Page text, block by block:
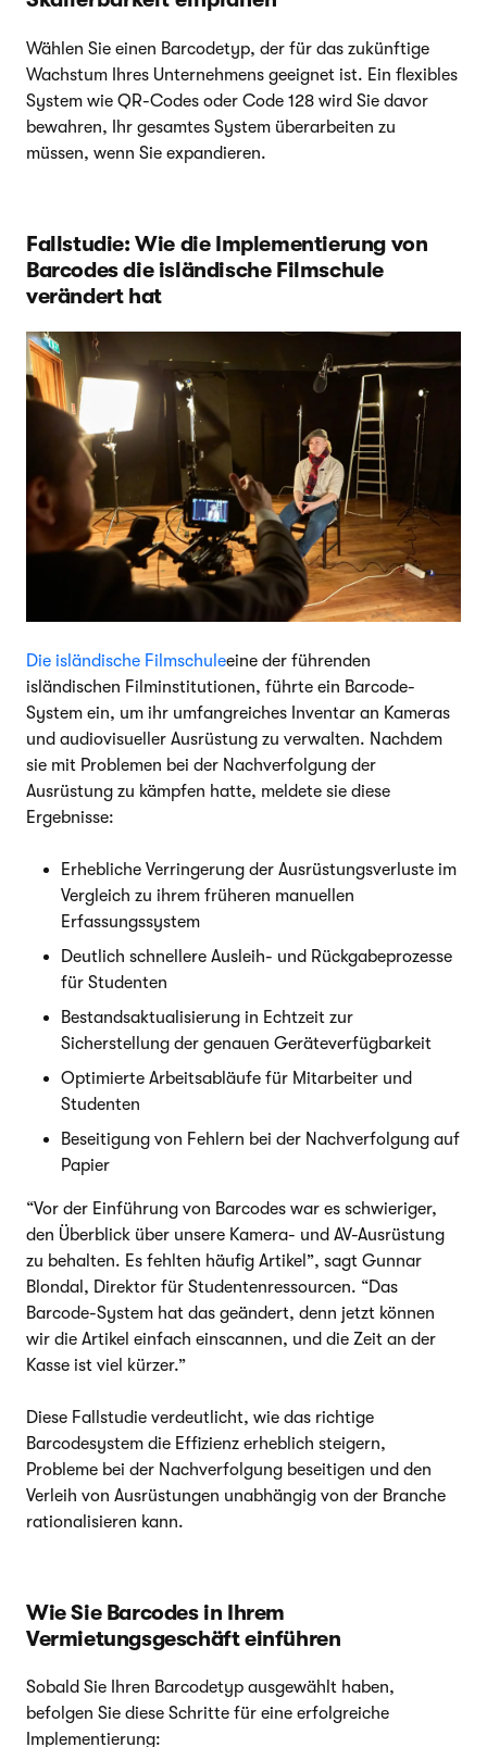
Wählen Sie einen Barcodetyp, der für das zukünftige
Wachstum Ihres Unternehmens geeignet ist. Ein flexibles
System wie QR-Codes oder Code 128 wird Sie davor
bewahren, Ihr gesamtes System überarbeiten zu
müssen, wenn Sie expandieren.
Fallstudie: Wie die Implementierung von
Barcodes die isländische Filmschule
verändert hat
Die isländische Filmschuleeine der führenden
isländischen Filminstitutionen, führte ein Barcode-
System ein, um ihr umfangreiches Inventar an Kameras
und audiovisueller Ausrüstung zu verwalten. Nachdem
sie mit Problemen bei der Nachverfolgung der
Ausrüstung zu kämpfen hatte, meldete sie diese
Ergebnisse:
Erhebliche Verringerung der Ausrüstungsverluste im
Vergleich zu ihrem früheren manuellen
Erfassungssystem
Deutlich schnellere Ausleih- und Rückgabeprozesse
für Studenten
Bestandsaktualisierung in Echtzeit zur
Sicherstellung der genauen Geräteverfügbarkeit
Optimierte Arbeitsabläufe für Mitarbeiter und
Studenten
Beseitigung von Fehlern bei der Nachverfolgung auf
Papier
“Vor der Einführung von Barcodes war es schwieriger,
den Überblick über unsere Kamera- und AV-Ausrüstung
zu behalten. Es fehlten häufig Artikel”, sagt Gunnar
Blondal, Direktor für Studentenressourcen. “Das
Barcode-System hat das geändert, denn jetzt können
wir die Artikel einfach einscannen, und die Zeit an der
Kasse ist viel kürzer.”
Diese Fallstudie verdeutlicht, wie das richtige
Barcodesystem die Effizienz erheblich steigern,
Probleme bei der Nachverfolgung beseitigen und den
Verleih von Ausrüstungen unabhängig von der Branche
rationalisieren kann.
Wie Sie Barcodes in Ihrem
Vermietungsgeschäft einführen
Sobald Sie Ihren Barcodetyp ausgewählt haben,
befolgen Sie diese Schritte für eine erfolgreiche
Implementierung: